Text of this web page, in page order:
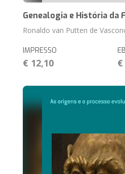
Genealogia e História da
Ronaldo van Putten de
IMPRESSO
€ 12,10